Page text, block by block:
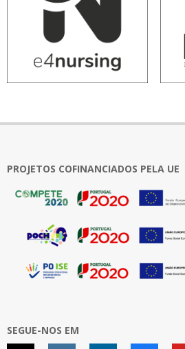
PROJETOS COFINANCIADOS PELA UE
SEGUE-NOS EM